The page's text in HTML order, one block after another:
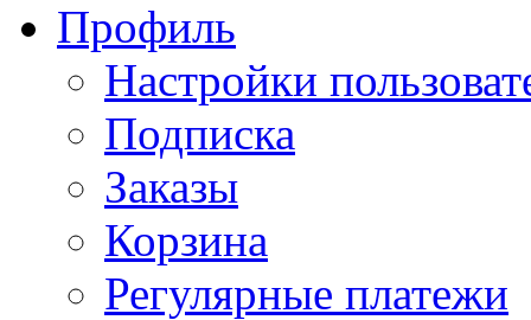
Профиль
Настройки
Подписка
Заказы
Корзина
Регулярные платежи